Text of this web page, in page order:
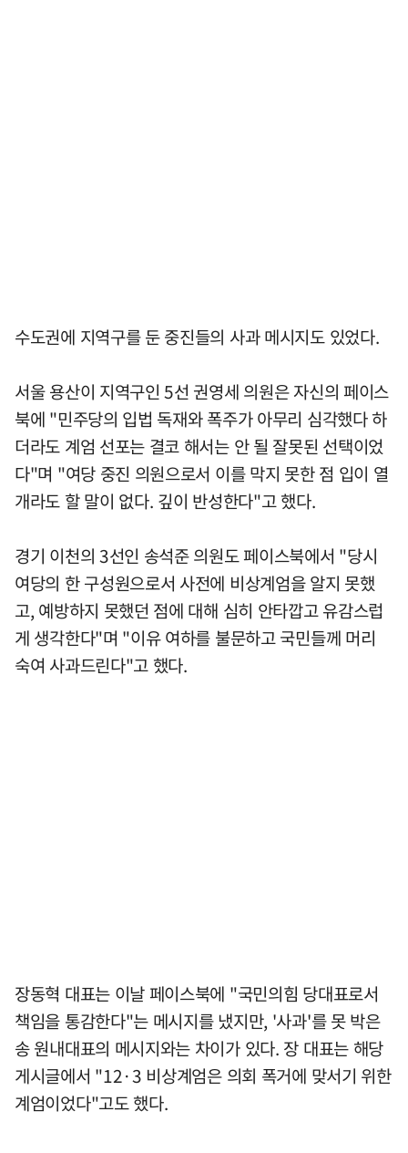
수도권에 지역구를 둔 중진들의 사과 메시지도 있었다.
서울 용산이 지역구인 5선 권영세 의원은 자신의 페이스
북에 "민주당의 입법 독재와 폭주가 아무리 심각했다 하
더라도 계엄 선포는 결코 해서는 안 될 잘못된 선택이었
다"며 "여당 중진 의원으로서 이를 막지 못한 점 입이 열
개라도 할 말이 없다. 깊이 반성한다"고 했다.
경기 이천의 3선인 송석준 의원도 페이스북에서 "당시
여당의 한 구성원으로서 사전에 비상계엄을 알지 못했
고, 예방하지 못했던 점에 대해 심히 안타깝고 유감스럽
게 생각한다"며 "이유 여하를 불문하고 국민들께 머리
숙여 사과드린다"고 했다.
장동혁 대표는 이날 페이스북에 "국민의힘 당대표로서
책임을 통감한다"는 메시지를 냈지만, '사과'를 못 박은
송 원내대표의 메시지와는 차이가 있다. 장 대표는 해당
게시글에서 "12·3 비상계엄은 의회 폭거에 맞서기 위한
계엄이었다"고도 했다.